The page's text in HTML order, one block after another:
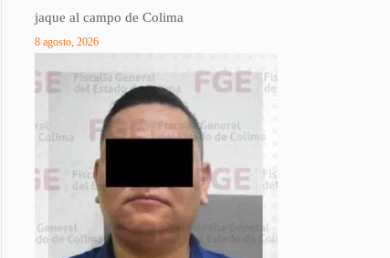
jaque al campo de Colima
8 agosto, 2026